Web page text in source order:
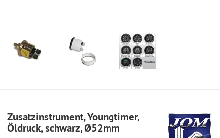
Zusatzinstrument, Youngtimer,
Öldruck, schwarz, Ø52mm